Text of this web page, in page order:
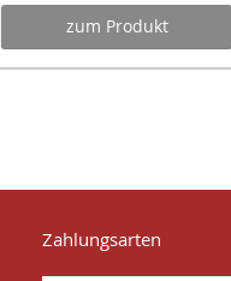
zum Produkt
Zahlungsarten